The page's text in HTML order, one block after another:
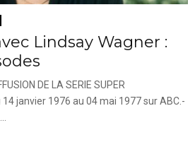
Lindsay Wagner :
DE LA SERIE SUPER
janvier 1976 au 04 mai 1977 sur ABC.-